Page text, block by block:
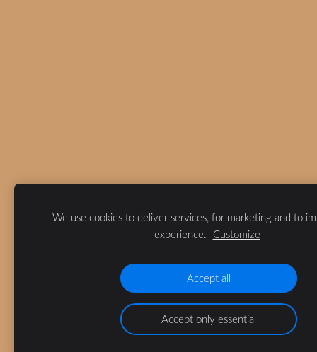
We use cookies to deliver services, for marketing and to
experience. Customize
Accept all
Accept only essential